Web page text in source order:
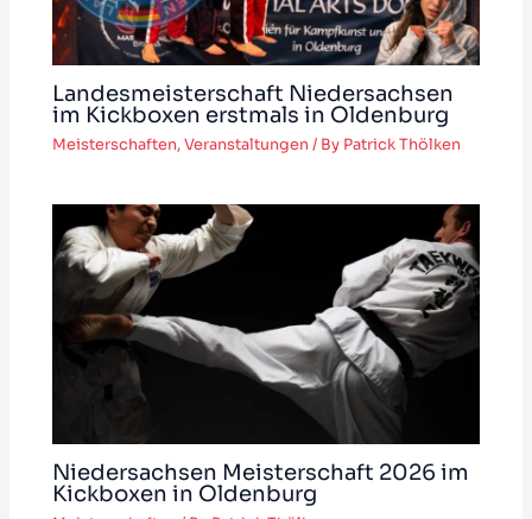
Landesmeisterschaft Niedersachsen
im Kickboxen erstmals in Oldenburg
Meisterschaften,Veranstaltungen / By Patrick Thölken
Niedersachsen Meisterschaft 2026 im
Kickboxen in Oldenburg